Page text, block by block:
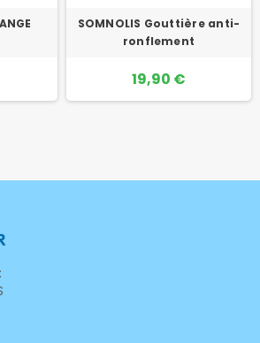
SOMNOLIS Gouttière anti-
ronflement
19,90 €